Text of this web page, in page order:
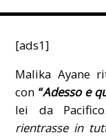
[ads1]
Malika Ayane
con “Adesso e
lei da
rientrasse in